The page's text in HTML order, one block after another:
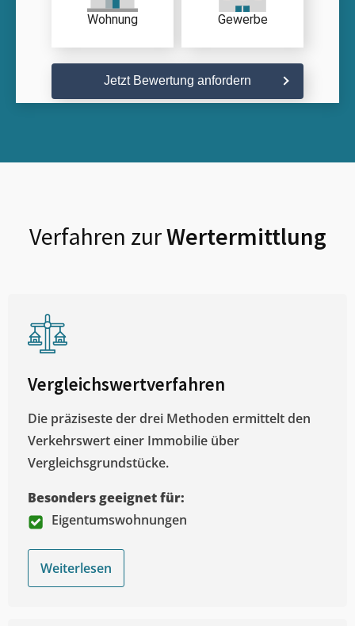
Wohnung Gewerbe
Jetzt Bewertung anfordern
Verfahren zurWertermittlung
Vergleichswertverfahren
Die präziseste der drei Methoden ermittelt den
Verkehrswert einer Immobilie über
Vergleichsgrundstücke.
Besonders geeignet für:
Eigentumswohnungen
Weiterlesen